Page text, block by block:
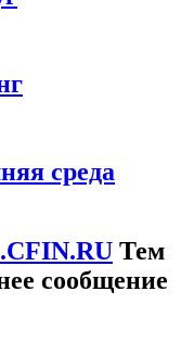
среда
Тем
сообщение